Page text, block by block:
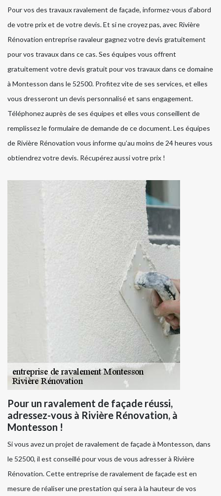
Pour vos des travaux ravalement de façade, informez-vous d’abord
de votre prix et de votre devis. Et si ne croyez pas, avec Rivière
Rénovation entreprise ravaleur gagnez votre devis gratuitement
pour vos travaux dans ce cas. Ses équipes vous offrent
gratuitement votre devis gratuit pour vos travaux dans ce domaine
à Montesson dans le 52500. Profitez vite de ses services, et elles
vous dresseront un devis personnalisé et sans engagement.
Téléphonez auprès de ses équipes et elles vous conseillent de
remplissez le formulaire de demande de ce document. Les équipes
de Rivière Rénovation vous informe qu’au moins de 24 heures vous
obtiendrez votre devis. Récupérez aussi votre prix !
Pour un ravalement de façade réussi,
adressez-vous à Rivière Rénovation, à
Montesson !
Si vous avez un projet de ravalement de façade à Montesson, dans
le 52500, il est conseillé pour vous de vous adresser à Rivière
Rénovation. Cette entreprise de ravalement de façade est en
mesure de réaliser une prestation qui sera à la hauteur de vos